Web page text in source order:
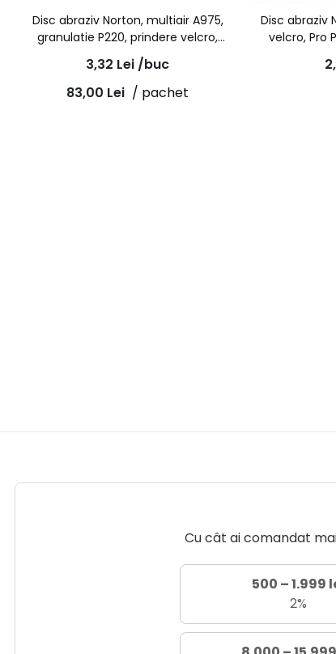
Disc abraziv Norton, multiair A975,
granulatie P220, prindere velcro,
diametru 150mm
3,32 Lei /buc
83,00 Lei / pachet
Disc abraziv
velcro, Pro
Cu cât ai comandat
500 – 1.999
2%